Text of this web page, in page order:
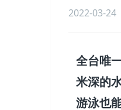
2022-03-24
全台唯
米深的
游泳也